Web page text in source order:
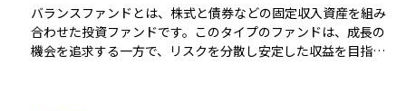
バランスファンドとは、株式と債券などの固定収入資産を組み
合わせた投資ファンドです。このタイプのファンドは、成長の
機会を追求する一方で、リスクを分散し安定した収益を目指し